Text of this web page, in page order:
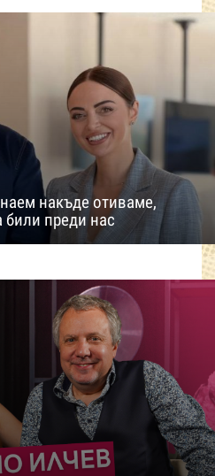
накъде отиваме,
преди нас